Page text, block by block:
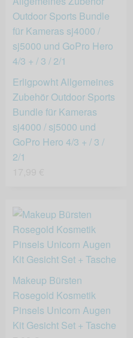
Erligpowht Allgemeines
Zubehör Outdoor Sports
Bundle für Kameras
sj4000 / sj5000 und
GoPro Hero 4/3 + / 3 /
2/1
Makeup Bürsten
Rosegold Kosmetik
Pinsels Unicorn Augen
Kit Gesicht Set + Tasche